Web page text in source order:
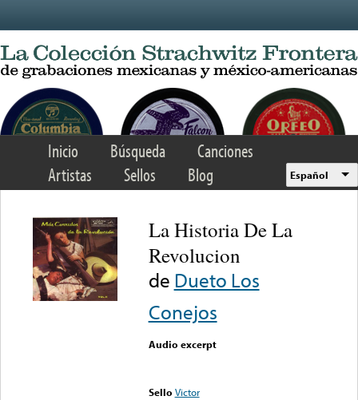
Inicio Búsqueda
Canciones
Artistas
Sellos Blog Español
La Historia De La
Revolucion
de Dueto Los
Conejos
Audio excerpt
Sello Victor